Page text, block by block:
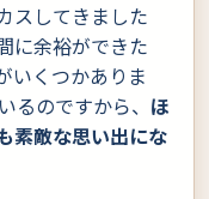
スしてきました
に余裕ができた
いくつかありま
るのですから、 ほ
素敵な思い出にな